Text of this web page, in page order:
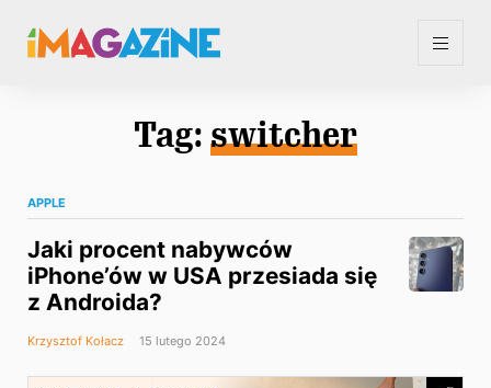
Tag: switcher
APPLE
Jaki procent nabywców
iPhone’ów w USA przesiada się
z Androida?
Krzysztof Kołacz 15 lutego 2024